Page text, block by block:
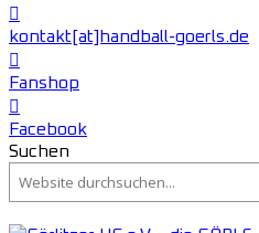
kontakt[at]handball-goerls.de
Fanshop
Facebook
Suchen